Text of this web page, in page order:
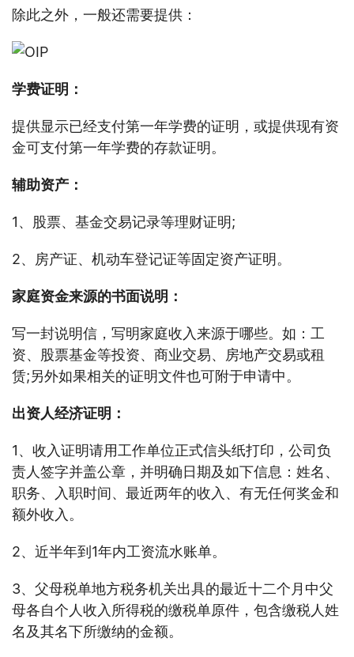
除此之外，一般还需要提供：
学费证明：
提供显示已经支付第一年学费的证明，或提供现有资
金可支付第一年学费的存款证明。
辅助资产：
1、股票、基金交易记录等理财证明;
2、房产证、机动车登记证等固定资产证明。
家庭资金来源的书面说明：
写一封说明信，写明家庭收入来源于哪些。如：工
资、股票基金等投资、商业交易、房地产交易或租
赁;另外如果相关的证明文件也可附于申请中。
出资人经济证明：
1、收入证明请用工作单位正式信头纸打印，公司负
责人签字并盖公章，并明确日期及如下信息：姓名、
职务、入职时间、最近两年的收入、有无任何奖金和
额外收入。
2、近半年到1年内工资流水账单。
3、父母税单地方税务机关出具的最近十二个月中父
母各自个人收入所得税的缴税单原件，包含缴税人姓
名及其名下所缴纳的金额。